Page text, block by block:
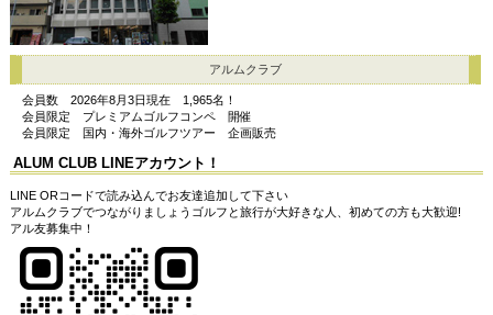
アルムクラブ
会員数 2026年8月3日現在 1,965名！
会員限定 プレミアムゴルフコンペ 開催
会員限定 国内・海外ゴルフツアー 企画販売
ALUM CLUB LINEアカウント！
LINE ORコードで読み込んでお友達追加して下さい
アルムクラブでつながりましょうゴルフと旅行が大好きな人、初めての方も大歓迎!
アル友募集中！